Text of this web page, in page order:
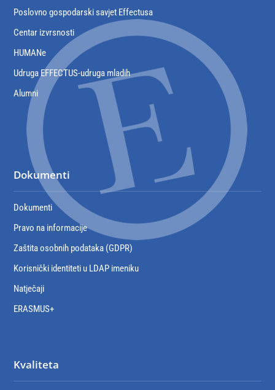
Poslovno gospodarski savjet Effectusa
Centar izvrsnosti
HUMANe
Udruga EFFECTUS-udruga mladih
Alumni
Dokumenti
Dokumenti
Pravo na informacije
Zaštita osobnih podataka (GDPR)
Korisnički identiteti u LDAP imeniku
Natječaji
ERASMUS+
Kvaliteta